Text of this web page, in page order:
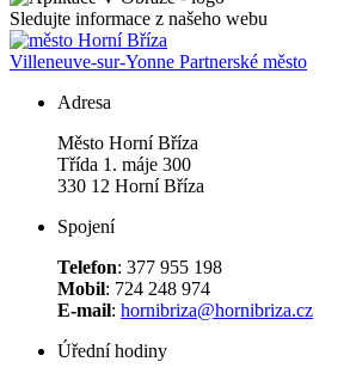
Sledujte informace z našeho webu
Villeneuve-sur-Yonne Partnerské město
Adresa
Město Horní Bříza
Třída 1. máje 300
330 12 Horní Bříza
Spojení
Telefon: 377 955 198
Mobil: 724 248 974
E-mail: hornibriza@hornibriza.cz
Úřední hodiny